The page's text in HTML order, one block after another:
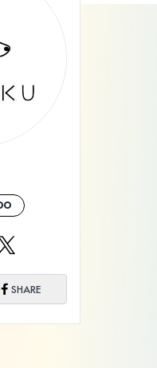
、もっと便利
SHARE